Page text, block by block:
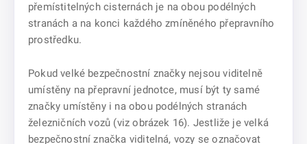
přemístitelných cisternách je na obou podélných
stranách a na konci každého zmíněného přepravního
prostředku.
Pokud velké bezpečnostní značky nejsou viditelně
umístěny na přepravní jednotce, musí být ty samé
značky umístěny i na obou podélných stranách
železničních vozů (viz obrázek 16). Jestliže je velká
bezpečnostní značka viditelná, vozy se označovat